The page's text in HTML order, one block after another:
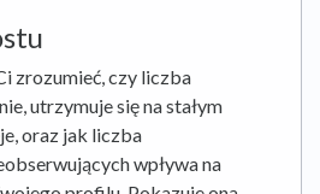
zrozumieć, czy liczba
utrzymuje się na stałym
oraz jak liczba
wpływa na